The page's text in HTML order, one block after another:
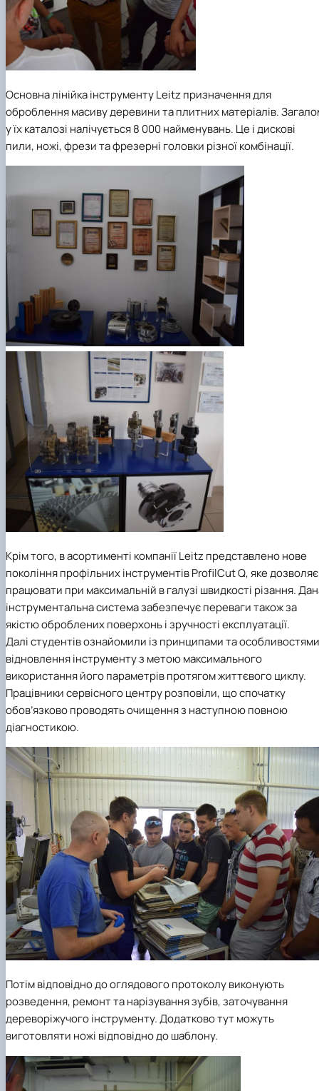
Основна лінійка інструментуLeitzпризначення для
оброблення масиву деревини та плитних матеріалів.
у їх каталозі налічується 8 000 найменувань. Це і дискові
пили, ножі, фрези та фрезерні головки різної комбінації.
Крім того, в асортименті компаніїLeitzпредставлено нове
покоління профільних інструментівProfilCut Q, яке дозволяє
працювати при максимальній в галузі швидкості різання.
інструментальна система забезпечує переваги також за
якістю оброблених поверхонь і зручності експлуатації.
Далі студентів ознайомили із принципами та особливостями
відновлення інструменту з метою максимального
використання його параметрів протягом життєвого циклу.
Працівники сервісного центру розповіли, що спочатку
обов’язково проводять очищення з наступною повною
діагностикою.
Потім відповідно до оглядового протоколу виконують
розведення, ремонт та нарізування зубів, заточування
дереворіжучого інструменту. Додатково тут можуть
виготовляти ножі відповідно до шаблону.